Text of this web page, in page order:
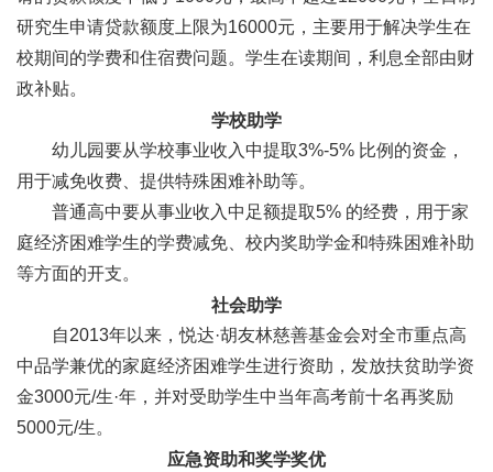
研究生申请贷款额度上限为16000元，主要用于解决学生在
校期间的学费和住宿费问题。学生在读期间，利息全部由财
政补贴。
学校助学
幼儿园要从学校事业收入中提取3%-5% 比例的资金，
用于减免收费、提供特殊困难补助等。
普通高中要从事业收入中足额提取5% 的经费，用于家
庭经济困难学生的学费减免、校内奖助学金和特殊困难补助
等方面的开支。
社会助学
自2013年以来，悦达·胡友林慈善基金会对全市重点高
中品学兼优的家庭经济困难学生进行资助，发放扶贫助学资
金3000元/生·年，并对受助学生中当年高考前十名再奖励
5000元/生。
应急资助和奖学奖优